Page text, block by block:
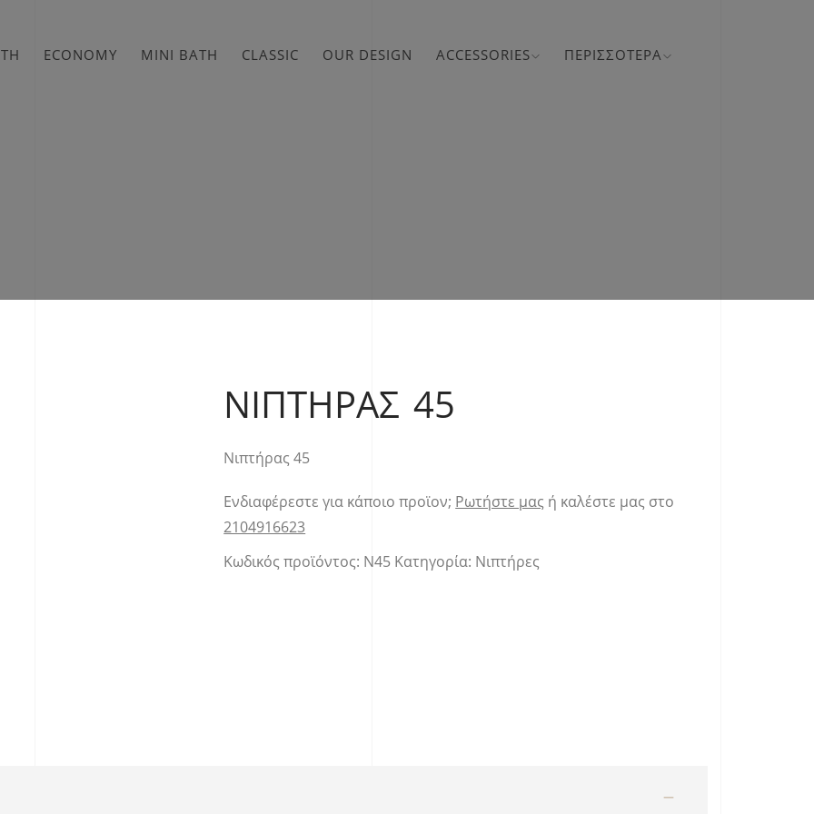
ECONOMY MINI BATH CLASSIC OUR DESIGN ACCESSORIES ΠΕΡΙΣΣΌΤΕΡΑ
ΝΙΠΤΉΡΑΣ 45
Νιπτήρας 45
Ενδιαφέρεστε για κάποιο προϊον; Ρωτήστε μας ή καλέστε μας στο
2104916623
Κωδικός προϊόντος: Ν45 Κατηγορία: Νιπτήρες